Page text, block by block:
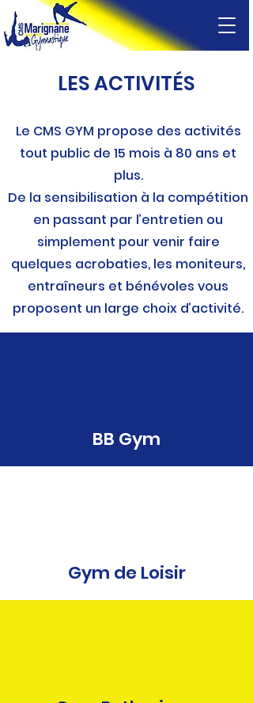
LES ACTIVITÉS
Le CMS GYM propose des activités
tout public de 15 mois à 80 ans et
plus.
De la sensibilisation à la compétition
en passant par l’entretien ou
simplement pour venir faire
quelques acrobaties, les moniteurs,
entraîneurs et bénévoles vous
proposent un large choix d’activité.
BB Gym
Gym de Loisir